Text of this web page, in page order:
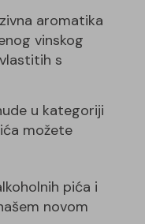
aromatika
vinskog
s
u kategoriji
možete
pića i
novom